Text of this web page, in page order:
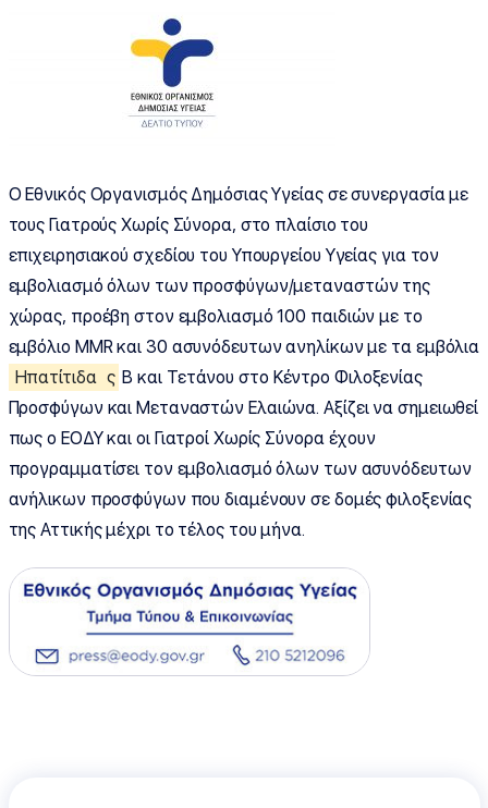
Ο Εθνικός Οργανισμός Δημόσιας Υγείας σε συνεργασία με
τους Γιατρούς Χωρίς Σύνορα, στο πλαίσιο του
επιχειρησιακού σχεδίου του Υπουργείου Υγείας για τον
εμβολιασμό όλων των προσφύγων/μεταναστών της
χώρας, προέβη στον εμβολιασμό 100 παιδιών με το
εμβόλιο MMR και 30 ασυνόδευτων ανηλίκων με τα εμβόλια
Ηπατίτιδα ς Β και Τετάνου στο Κέντρο Φιλοξενίας
Προσφύγων και Μεταναστών Ελαιώνα. Αξίζει να σημειωθεί
πως ο ΕΟΔΥ και οι Γιατροί Χωρίς Σύνορα έχουν
προγραμματίσει τον εμβολιασμό όλων των ασυνόδευτων
ανήλικων προσφύγων που διαμένουν σε δομές φιλοξενίας
της Αττικής μέχρι το τέλος του μήνα.